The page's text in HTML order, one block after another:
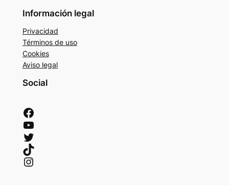
Información legal
Privacidad
Términos de uso
Cookies
Aviso legal
Social
Facebook
YouTube
Twitter
TikTok
Instagram